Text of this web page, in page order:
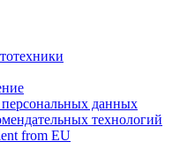
данных
технологий
from EU